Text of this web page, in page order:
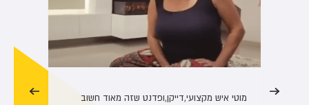
מוטי איש מקצועי,דייקן,ופדנט שזה מאוד חשוב
מוטי איש מקצוע אמין שרואה מעבר לעבודה ומגיע